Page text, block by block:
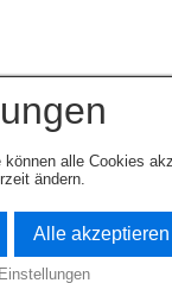
alle Cookies
ändern.
Alle akzeptieren